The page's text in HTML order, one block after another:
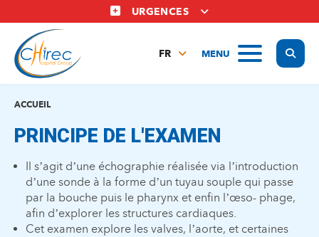
au
contenu
principal
URGENCES
MENU
FR
ACCUEIL
PRINCIPE DE L'EXAMEN
Il s’agit d’une échographie réalisée via l’introduction
d’une sonde à la forme d’un tuyau souple qui passe
par la bouche puis le pharynx et enfin l’œso- phage,
afin d’explorer les structures cardiaques.
Cet examen explore les valves, l’aorte, et certaines